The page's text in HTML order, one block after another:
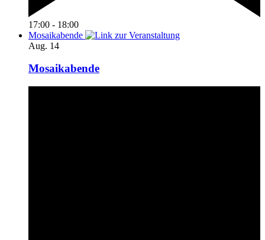
17:00 - 18:00
Mosaikabende
Aug. 14
Mosaikabende